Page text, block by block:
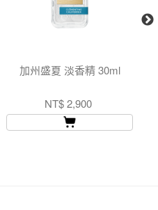
加州盛夏 淡香精 30ml
NT$ 2,900